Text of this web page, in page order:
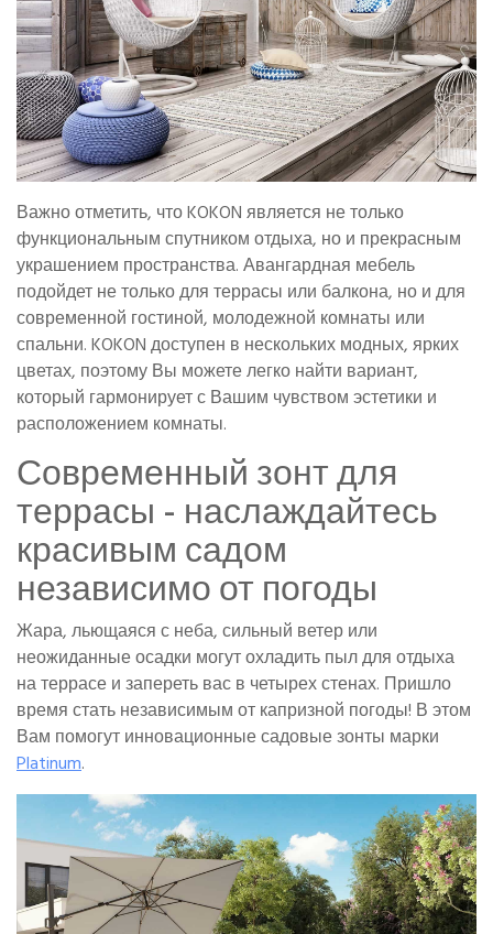
Важно отметить, что KOKON является не только
функциональным спутником отдыха, но и прекрасным
украшением пространства. Авангардная мебель
подойдет не только для террасы или балкона, но и для
современной гостиной, молодежной комнаты или
спальни. KOKON доступен в нескольких модных, ярких
цветах, поэтому Вы можете легко найти вариант,
который гармонирует с Вашим чувством эстетики и
расположением комнаты.
Современный зонт для
террасы - наслаждайтесь
красивым садом
независимо от погоды
Жара, льющаяся с неба, сильный ветер или
неожиданные осадки могут охладить пыл для отдыха
на террасе и запереть вас в четырех стенах. Пришло
время стать независимым от капризной погоды! В этом
Вам помогут инновационные садовые зонты марки
Platinum.